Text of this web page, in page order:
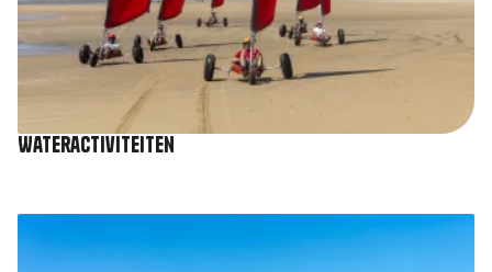
Wateractiviteiten
Afbeelding